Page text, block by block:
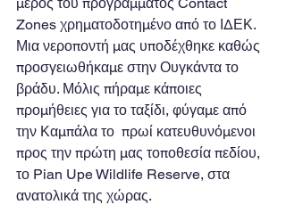
Zones χρηματοδοτημένο από το ΙΔΕΚ.
Μια νεροποντή μας υποδέχθηκε καθώς
προσγειωθήκαμε στην Ουγκάντα το
βράδυ. Μόλις πήραμε κάποιες
προμήθειες για το ταξίδι, φύγαμε από
την Καμπάλα το  πρωί κατευθυνόμενοι
προς την πρώτη μας τοποθεσία πεδίου,
το Pian Upe Wildlife Reserve, στα
ανατολικά της χώρας.